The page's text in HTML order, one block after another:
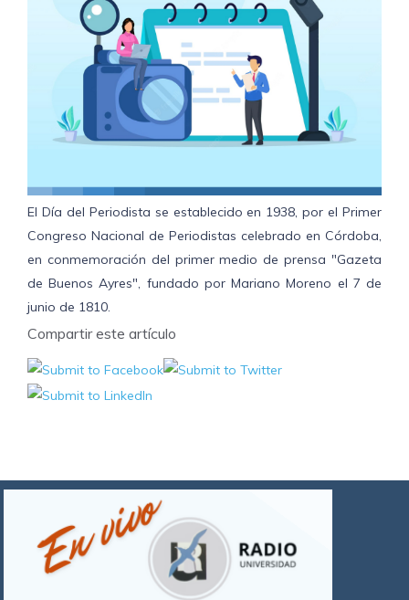
El Día del Periodista se establecido en 1938, por el Primer
Congreso Nacional de Periodistas celebrado en Córdoba,
en conmemoración del primer medio de prensa "Gazeta
de Buenos Ayres", fundado por Mariano Moreno el 7 de
junio de 1810.
Compartir este artículo